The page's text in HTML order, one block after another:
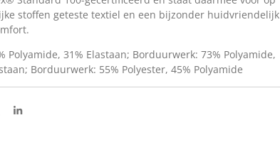
stoffen geteste textiel en een bijzonder huidvriendelijk
Polyamide, 31% Elastaan; Borduurwerk: 73% Polyamide,
Borduurwerk: 55% Polyester, 45% Polyamide
S